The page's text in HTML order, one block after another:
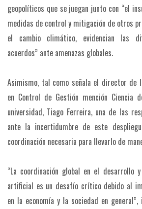
geopolíticos que se juegan junto con “el
medidas de control y mitigación de otros
el cambio climático, evidencian las
acuerdos” ante amenazas globales.
Asimismo, tal como señala el director de
en Control de Gestión mención Ciencia
universidad, Tiago Ferreira, una de las
ante la incertidumbre de este
coordinación necesaria para llevarlo de
“La coordinación global en el desarrollo
artificial es un desafío crítico debido al
en la economía y la sociedad en